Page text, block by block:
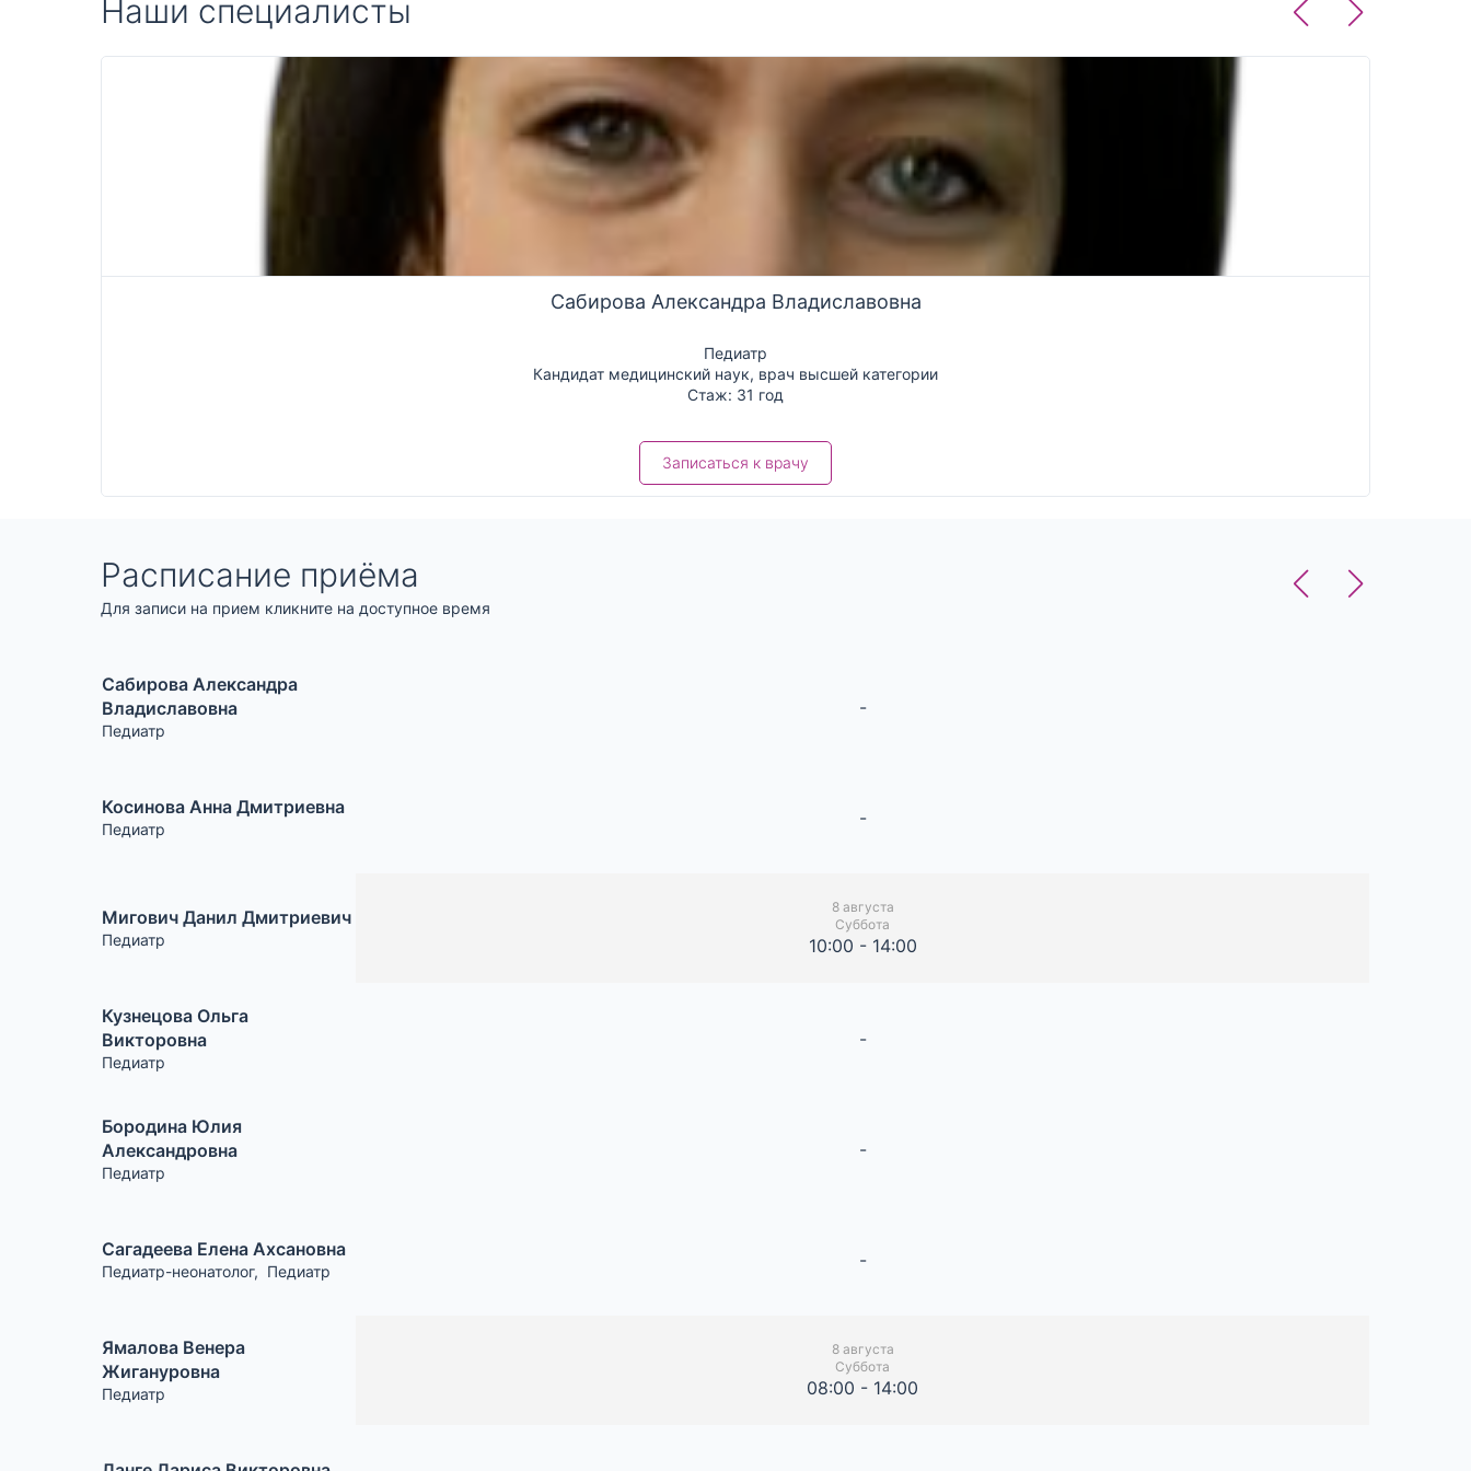
получения разрешения ребенку посещать детские образовательные
учреждения они должны представить справку от фтизиатра об
отсутствии у ребенка заболевания туберкулезом.
Наши специалисты
Сабирова Александра Владиславовна
Педиатр
Кандидат медицинский наук, врач высшей категории
Стаж: 31 год
Записаться к врачу
Расписание приёма
Для записи на прием кликните на доступное время
Сабирова Александра
Владиславовна
Педиатр
Косинова Анна Дмитриевна
Педиатр
Мигович Данил Дмитриевич
Педиатр
Кузнецова Ольга
Викторовна
Педиатр
Бородина Юлия
Александровна
Педиатр
Сагадеева Елена Ахсановна
Педиатр-неонатолог, Педиатр
Ямалова Венера
Жигануровна
Педиатр
-
-
8 августа
Суббота
10:00 - 14:00
-
-
-
8 августа
Суббота
08:00 - 14:00